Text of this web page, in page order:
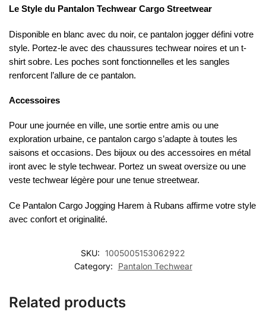
Le Style du Pantalon Techwear Cargo Streetwear
Disponible en blanc avec du noir, ce pantalon jogger défini votre
style. Portez-le avec des chaussures techwear noires et un t-
shirt sobre. Les poches sont fonctionnelles et les sangles
renforcent l’allure de ce pantalon.
Accessoires
Pour une journée en ville, une sortie entre amis ou une
exploration urbaine, ce pantalon cargo s’adapte à toutes les
saisons et occasions. Des bijoux ou des accessoires en métal
iront avec le style techwear. Portez un sweat oversize ou une
veste techwear légère pour une tenue streetwear.
Ce Pantalon Cargo Jogging Harem à Rubans affirme votre style
avec confort et originalité.
SKU: 1005005153062922
Category:
Pantalon Techwear
Related products